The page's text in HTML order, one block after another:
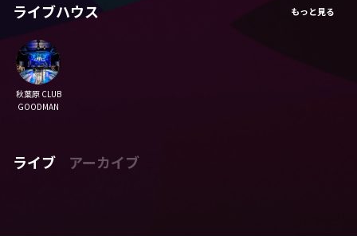
ライブハウス
秋葉原 CLUB
GOODMAN
ライブ アーカイブ